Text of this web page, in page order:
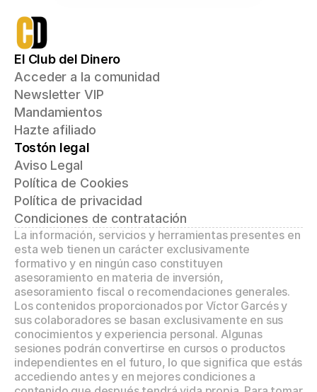
El Club del Dinero
Acceder a la comunidad
Newsletter VIP
Mandamientos
Hazte afiliado
Tostón legal
Aviso Legal
Política de Cookies
Política de privacidad
Condiciones de contratación
La información, servicios y herramientas presentes en
esta web tienen un carácter exclusivamente
formativo y en ningún caso constituyen
asesoramiento en materia de inversión,
asesoramiento fiscal o recomendaciones generales.
Los contenidos proporcionados por Víctor Garcés y
sus colaboradores se basan exclusivamente en sus
conocimientos y experiencia personal. Algunas
sesiones podrán convertirse en cursos o productos
independientes en el futuro, lo que significa que estás
accediendo antes y en mejores condiciones a